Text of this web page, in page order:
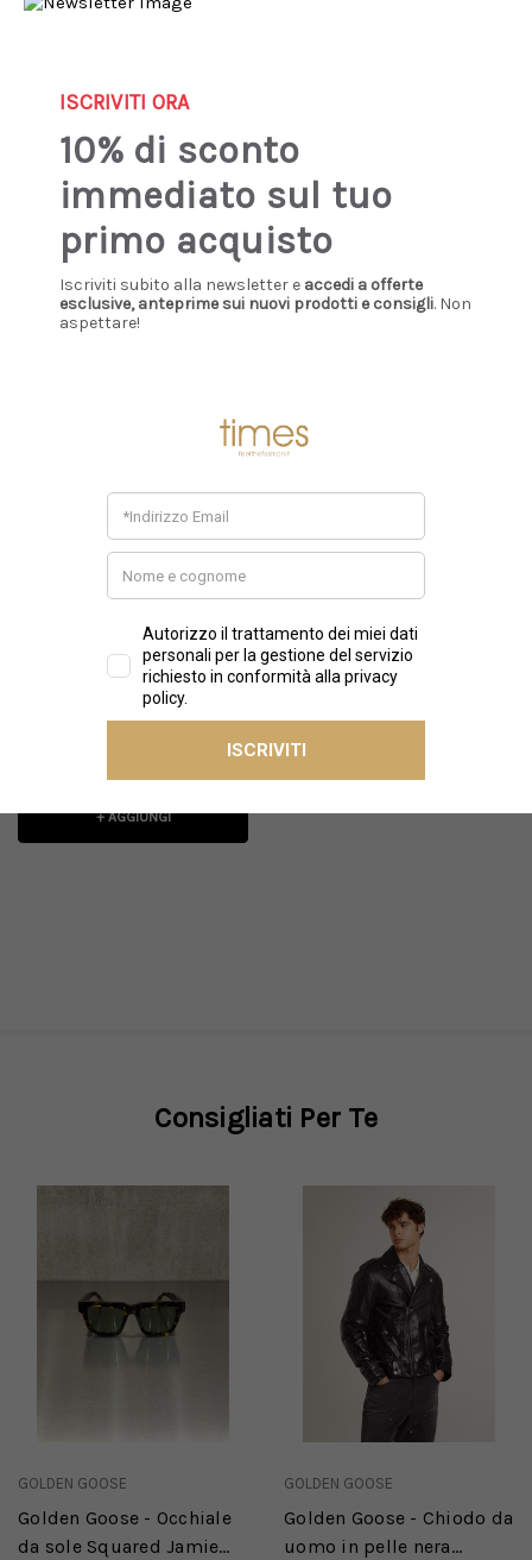
Home Donna Abbigliamento
CHIODO
Golden Goose - Chiodo da
donna in pelle
+ AGGIUNGI
Consigliati Per Te
GOLDEN GOOSE
Golden Goose - Occhiale
da sole Squared Jamie
GOLDEN GOOSE
Golden Goose - Chiodo da
uomo in pelle nera
ISCRIVITI ORA
10% di sconto
immediato sul tuo
primo acquisto
Iscriviti subito alla newsletter e accedi a offerte
esclusive, anteprime sui nuovi prodotti e consigli. Non
aspettare!